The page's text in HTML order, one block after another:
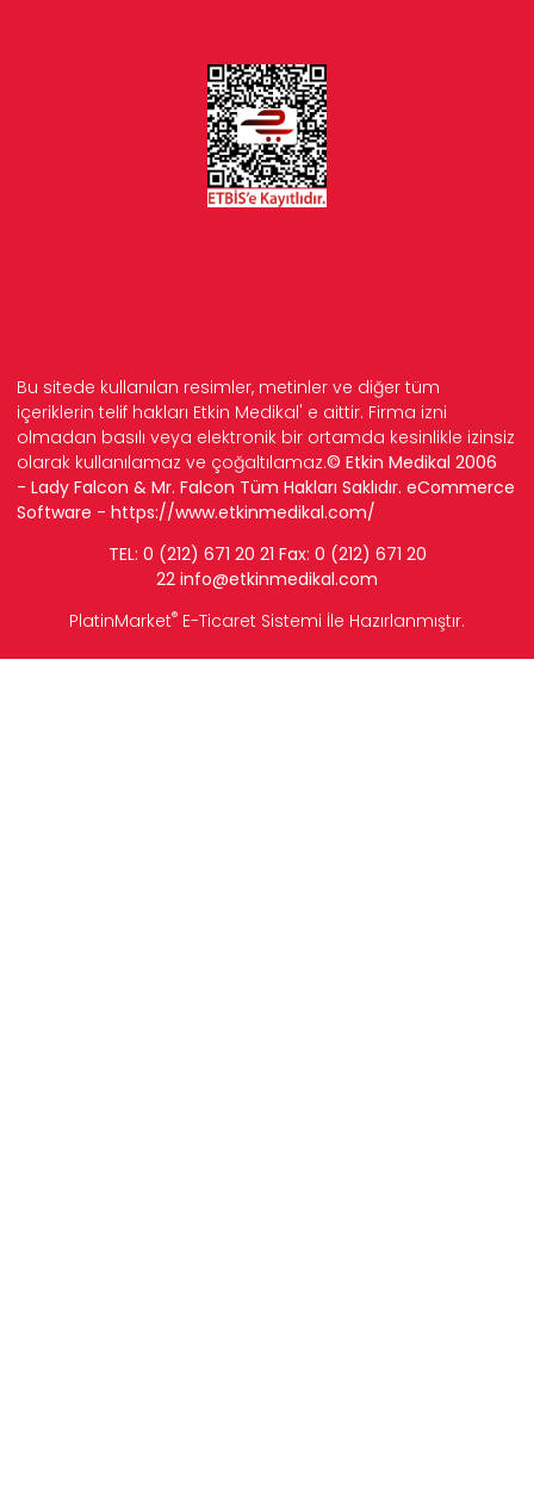
Bu sitede kullanılan resimler, metinler ve diğer tüm
içeriklerin telif hakları Etkin Medikal' e aittir. Firma izni
olmadan basılı veya elektronik bir ortamda kesinlikle izinsiz
olarak kullanılamaz ve çoğaltılamaz.© Etkin Medikal 2006
- Lady Falcon & Mr. Falcon Tüm Hakları Saklıdır. eCommerce
Software - https://www.etkinmedikal.com/
TEL: 0 (212) 671 20 21 Fax: 0 (212) 671 20
22 info@etkinmedikal.com
PlatinMarket® E-Ticaret Sistemi İle Hazırlanmıştır.